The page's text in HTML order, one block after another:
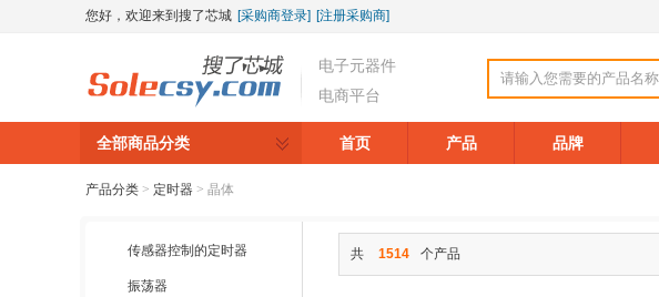
您好，欢迎来到搜了芯城 [采购商登录] [注册采购商]
电子元器件
电商平台
全部商品分类 首页 产品 品牌
产品分类 > 定时器 > 晶体
共 1514 个产品
传感器控制的定时器
振荡器